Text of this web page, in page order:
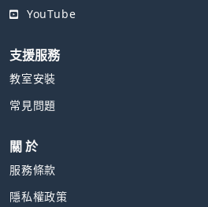
YouTube
支援服務
教室安裝
常見問題
關 於
服務條款
隱私權政策